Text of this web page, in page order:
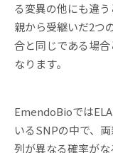
る変異の他にも違
親から受継いだ2つ
合と同じである場
なります。
EmendoBioでは
いるSNPの中で、
列が異なる確率が